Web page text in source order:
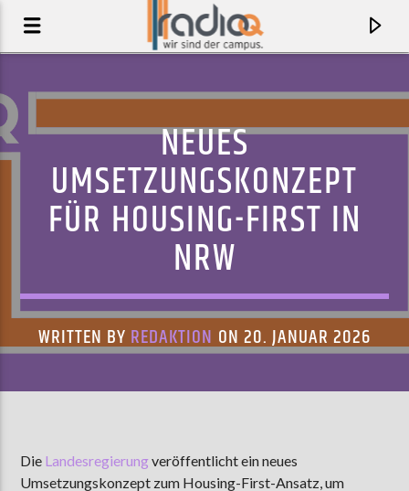
AKTUELLER TRACK
HELENA HALLBERG
AKTUELLE SENDUNG
NEUES
UMSETZUNGSKONZEPT
FÜR HOUSING-FIRST IN
NRW
WRITTEN BY REDAKTION ON 20. JANUAR 2026
Die Landesregierungveröffentlicht ein neues
Umsetzungskonzept zum Housing-First-Ansatz, um